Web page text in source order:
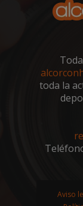
toda la
Aviso